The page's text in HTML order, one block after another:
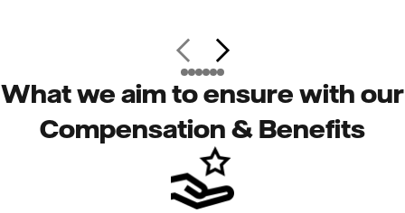
What we aim to ensure with our
Compensation & Benefits